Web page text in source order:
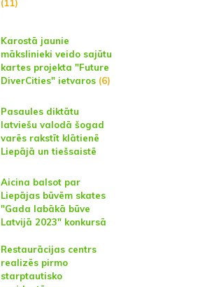
(11)
Karostā jaunie
mākslinieki veido sajūtu
kartes projekta "Future
DiverCities" ietvaros(6)
Pasaules diktātu
latviešu valodā šogad
varēs rakstīt klātienē
Liepājā un tiešsaistē
Aicina balsot par
Liepājas būvēm skates
"Gada labākā būve
Latvijā 2023" konkursā
Restaurācijas centrs
realizēs pirmo
starptautisko